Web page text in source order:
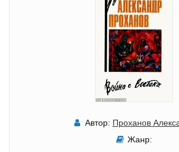
Автор: Проханов
Жанр: